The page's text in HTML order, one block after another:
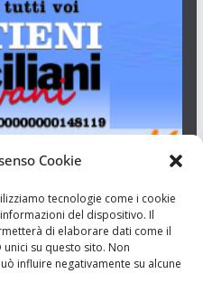
Cookie
tecnologie come i cookie
del dispositivo. Il
di elaborare dati come il
su questo sito. Non
influire negativamente su alcune
2011 del 20/09/2011 Dir.